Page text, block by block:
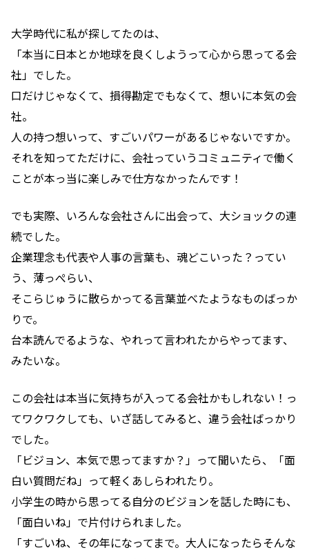
大学時代に私が探してたのは、
「本当に日本とか地球を良くしようって心から思ってる会
社」でした。
口だけじゃなくて、損得勘定でもなくて、想いに本気の会
社。
人の持つ想いって、すごいパワーがあるじゃないですか。
それを知ってただけに、会社っていうコミュニティで働く
ことが本っ当に楽しみで仕方なかったんです！
でも実際、いろんな会社さんに出会って、大ショックの連
続でした。
企業理念も代表や人事の言葉も、魂どこいった？ってい
う、薄っぺらい、
そこらじゅうに散らかってる言葉並べたようなものばっか
りで。
台本読んでるような、やれって言われたからやってます、
みたいな。
この会社は本当に気持ちが入ってる会社かもしれない！っ
てワクワクしても、いざ話してみると、違う会社ばっかり
でした。
「ビジョン、本気で思ってますか？」って聞いたら、「面
白い質問だね」って軽くあしらわれたり。
小学生の時から思ってる自分のビジョンを話した時にも、
「面白いね」で片付けられました。
「すごいね、その年になってまで。大人になったらそんな